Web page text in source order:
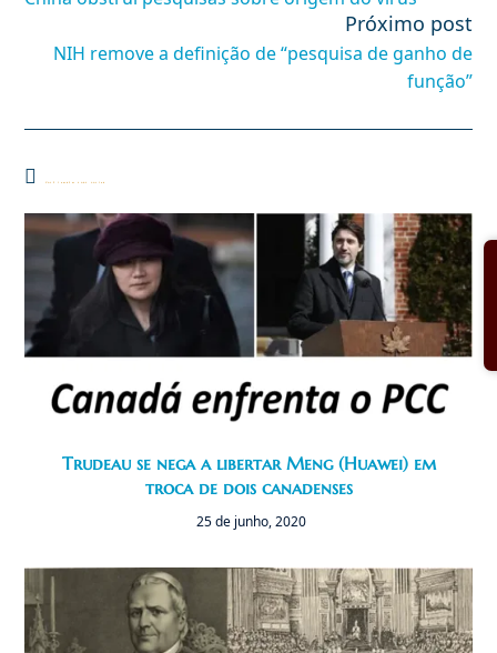
artigos
Próximo post
NIH remove a definição de “pesquisa de ganho de
função”
Você também pode gostar
Trudeau se nega a libertar Meng (Huawei) em
troca de dois canadenses
25 de junho, 2020